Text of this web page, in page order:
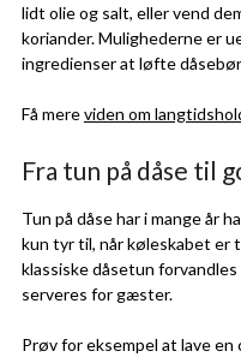
lidt olie og salt, eller vend
koriander. Mulighederne er
ingredienser at løfte
Få mereviden om
Fra tun på dåse til
Tun på dåse har i mange år
kun tyr til, når køleskabet er
klassiske dåsetun
serveres for gæster.
Prøv for eksempel at lave